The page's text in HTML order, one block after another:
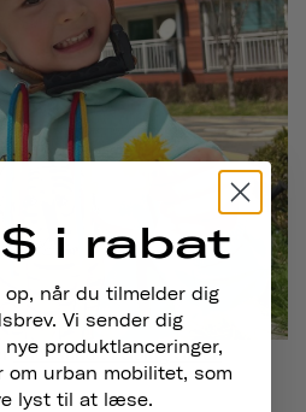
Thousand . i Going Green
$ i rabat
når du tilmelder dig
Vi sender dig
produktlanceringer,
urban mobilitet, som
lyst til at læse.